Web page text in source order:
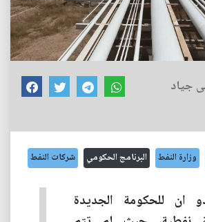
جياد
وزارة النفط البرنامج الحكومي شركات النفط
ان للحكومة الجديدة